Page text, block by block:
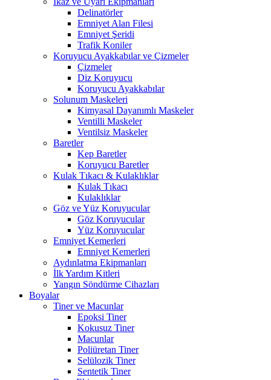
Delinatörler
Emniyet Alan Filesi
Emniyet Şeridi
Trafik Koniler
Koruyucu Ayakkabılar ve Çizmeler
Çizmeler
Diz Koruyucu
Koruyucu Ayakkabılar
Solunum Maskeleri
Kimyasal Dayanımlı Maskeler
Ventilli Maskeler
Ventilsiz Maskeler
Baretler
Kep Baretler
Koruyucu Baretler
Kulak Tıkacı & Kulaklıklar
Kulak Tıkacı
Kulaklıklar
Göz ve Yüz Koruyucular
Göz Koruyucular
Yüz Koruyucular
Emniyet Kemerleri
Emniyet Kemerleri
Aydınlatma Ekipmanları
İlk Yardım Kitleri
Yangın Söndürme Cihazları
Boyalar
Tiner ve Macunlar
Epoksi Tiner
Kokusuz Tiner
Macunlar
Poliüretan Tiner
Selülozik Tiner
Sentetik Tiner